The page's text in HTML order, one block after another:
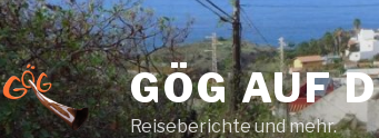
GÖG AUF
Reiseberichte und mehr.